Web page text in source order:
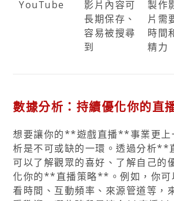
YouTube
影片內容可
長期保存、
容易被搜尋
到
製作
片需
時間
精力
數據分析：持續優化你的直
想要讓你的**遊戲直播**事業更上
析是不可或缺的一環。透過分析
可以了解觀眾的喜好、了解自己的
化你的**直播策略**。例如，你可
看時間、互動頻率、來源管道等，